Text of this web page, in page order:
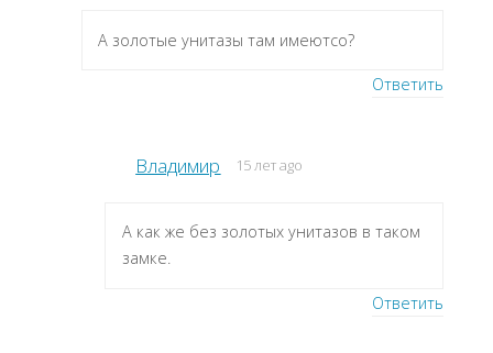
А золотые унитазы там имеютсо?
Ответить
Владимир 15 лет ago
А как же без золотых унитазов в таком
замке.
Ответить